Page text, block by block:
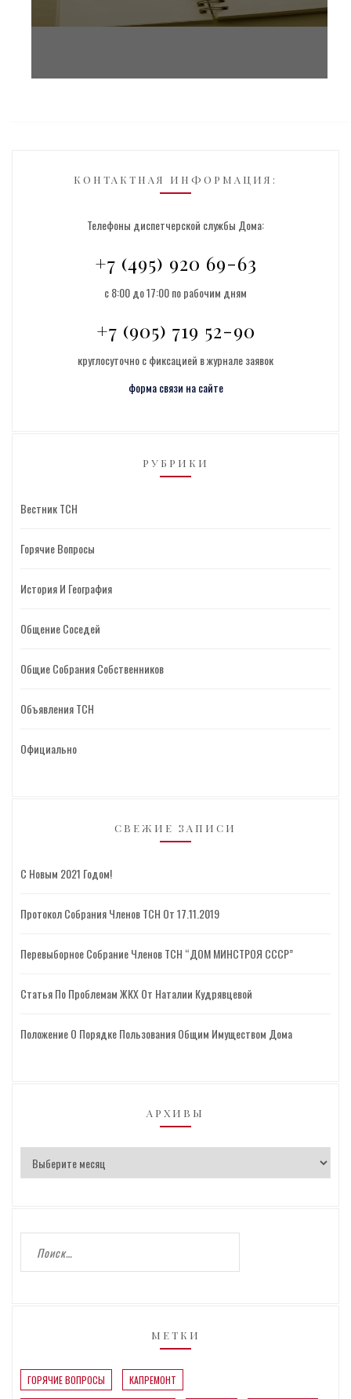
КОНТАКТНАЯ ИНФОРМАЦИЯ:
Телефоны диспетчерской службы Дома:
+7 (495) 920 69-63
с 8:00 до 17:00 по рабочим дням
+7 (905) 719 52-90
круглосуточно с фиксацией в журнале заявок
форма связи на сайте
РУБРИКИ
Вестник ТСН
Горячие Вопросы
История И География
Общение Соседей
Общие Собрания Собственников
Объявления ТСН
Официально
СВЕЖИЕ ЗАПИСИ
С Новым 2021 Годом!
Протокол Собрания Членов ТСН От 17.11.2019
Перевыборное Собрание Членов ТСН “ДОМ МИНСТРОЯ СССР”
Статья По Проблемам ЖКХ От Наталии Кудрявцевой
Положение О Порядке Пользования Общим Имуществом Дома
АРХИВЫ
МЕТКИ
ГОРЯЧИЕ ВОПРОСЫ КАПРЕМОНТ